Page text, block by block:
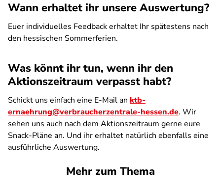
Wann erhaltet ihr unsere Auswertung?
Euer individuelles Feedback erhaltet Ihr spätestens nach
den hessischen Sommerferien.
Was könnt ihr tun, wenn ihr den
Aktionszeitraum verpasst habt?
Schickt uns einfach eine E-Mail an ktb-
ernaehrung@verbraucherzentrale-hessen.de. Wir
sehen uns auch nach dem Aktionszeitraum gerne eure
Snack-Pläne an. Und ihr erhaltet natürlich ebenfalls eine
ausführliche Auswertung.
Mehr zum Thema